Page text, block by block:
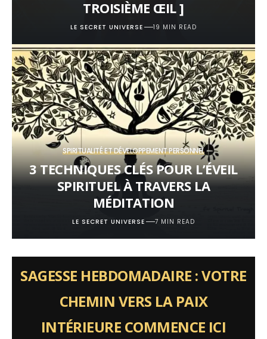
TROISIÈME ŒIL ]
LE SECRET UNIVERSE 19 MIN READ
SPIRITUALITÉ ET DÉVELOPPEMENT PERSONNEL
3 TECHNIQUES CLÉS POUR L’ÉVEIL
SPIRITUEL À TRAVERS LA
MÉDITATION
LE SECRET UNIVERSE 7 MIN READ
SAGESSE HEBDOMADAIRE : VOTRE
CHEMIN VERS LA PAIX
INTÉRIEURE COMMENCE ICI